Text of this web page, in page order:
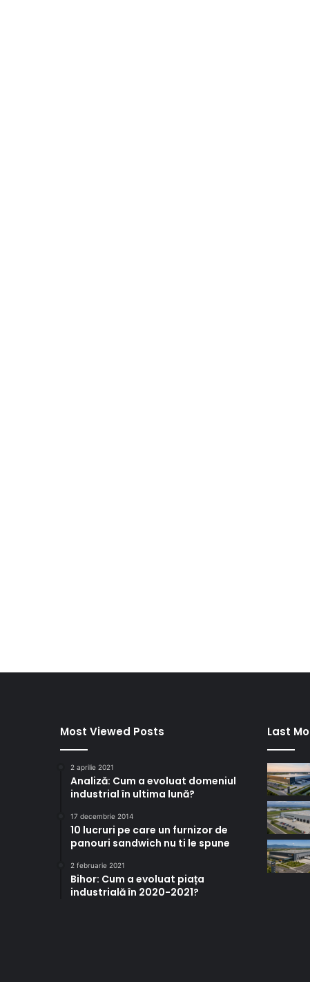
Most Viewed Posts
2 aprilie 2021
Analiză: Cum a evoluat domeniul
industrial în ultima lună?
17 decembrie 2014
10 lucruri pe care un furnizor de
panouri sandwich nu ti le spune
2 februarie 2021
Bihor: Cum a evoluat piața
industrială în 2020-2021?
Last